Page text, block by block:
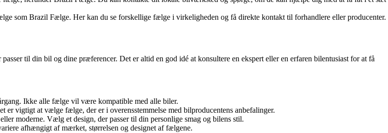
som Brazil Fælge. Her kan du se forskellige fælge i virkeligheden og få direkte kontakt til forhandlere eller producenter.
til din bil og dine præferencer. Det er altid en god idé at konsultere en ekspert eller en erfaren bilentusiast for at få
Ikke alle fælge vil være kompatible med alle biler.
er vigtigt at vælge fælge, der er i overensstemmelse med bilproducentens anbefalinger.
moderne. Vælg et design, der passer til din personlige smag og bilens stil.
afhængigt af mærket, størrelsen og designet af fælgene.